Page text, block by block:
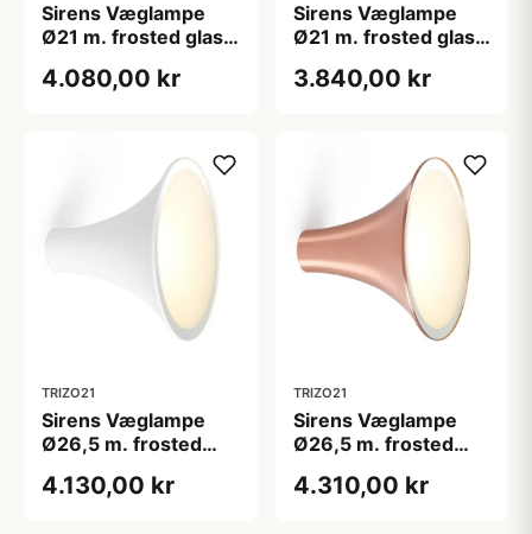
Sirens Væglampe
Ø21 m. frosted glas,
4.080,00 kr
Sirens Væglampe
Ø21 m. frosted glas,
3.840,00 kr
TRIZO21
Sirens Væglampe
Ø26,5 m. frosted
Hvid
4.130,00 kr
TRIZO21
Sirens Væglampe
Ø26,5 m. frosted
Kobber
4.310,00 kr